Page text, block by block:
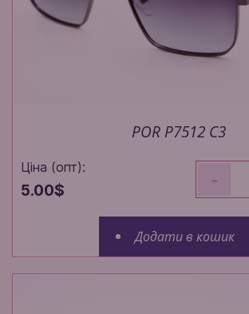
POR P7512 C3
Ціна (опт):
5.00$
-
Додати в кошик